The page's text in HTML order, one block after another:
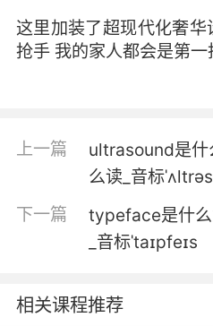
这里加装了超现代化奢
抢手 我的家人都会是第一
上一篇
ultrasound是
么读_音标
下一篇
typeface是什
_音标ˈtaɪpfeɪs
相关课程推荐